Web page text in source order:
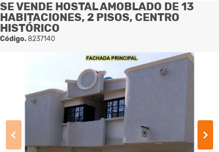
SE VENDE HOSTAL AMOBLADO DE 13
HABITACIONES, 2 PISOS, CENTRO
HISTÓRICO
Código.8237140